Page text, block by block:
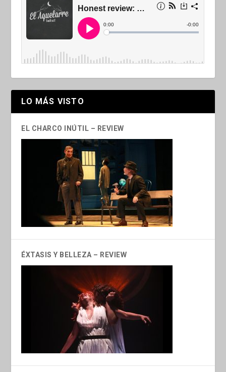
LO MÁS VISTO
EL CHARCO INÚTIL – REVIEW
ÉXTASIS Y BELLEZA – REVIEW